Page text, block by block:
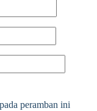
peramban ini